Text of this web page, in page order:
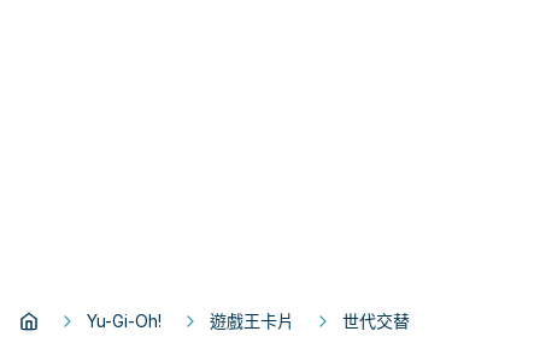
Yu-Gi-Oh! 遊戲王卡片 世代交替